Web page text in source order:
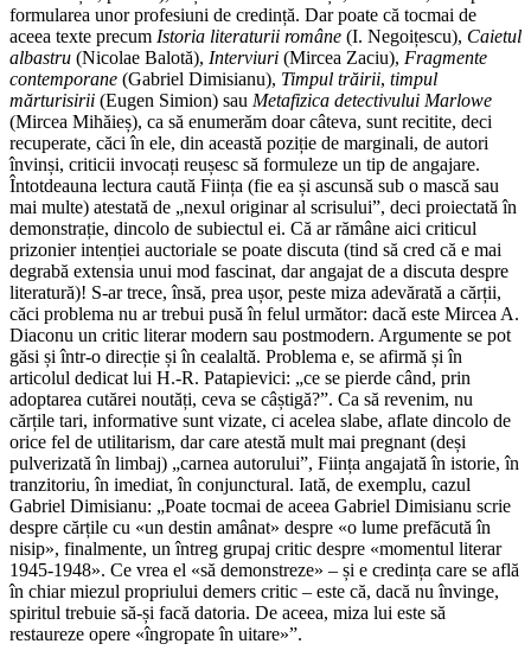
formularea unor profesiuni de credință. Dar poate că tocmai de
aceea texte precum Istoria literaturii române (I. Negoițescu), Caietul
albastru (Nicolae Balotă), Interviuri (Mircea Zaciu), Fragmente
contemporane (Gabriel Dimisianu), Timpul trăirii, timpul
mărturisirii (Eugen Simion) sau Metafizica detectivului Marlowe
(Mircea Mihăieș), ca să enumerăm doar câteva, sunt recitite, deci
recuperate, căci în ele, din această poziție de marginali, de autori
învinși, criticii invocați reușesc să formuleze un tip de angajare.
Întotdeauna lectura caută Ființa (fie ea și ascunsă sub o mască sau
mai multe) atestată de „nexul originar al scrisului”, deci proiectată în
demonstrație, dincolo de subiectul ei. Că ar rămâne aici criticul
prizonier intenției auctoriale se poate discuta (tind să cred că e mai
degrabă extensia unui mod fascinat, dar angajat de a discuta despre
literatură)! S-ar trece, însă, prea ușor, peste miza adevărată a cărții,
căci problema nu ar trebui pusă în felul următor: dacă este Mircea A.
Diaconu un critic literar modern sau postmodern. Argumente se pot
găsi și într-o direcție și în cealaltă. Problema e, se afirmă și în
articolul dedicat lui H.-R. Patapievici: „ce se pierde când, prin
adoptarea cutărei noutăți, ceva se câștigă?”. Ca să revenim, nu
cărțile tari, informative sunt vizate, ci acelea slabe, aflate dincolo de
orice fel de utilitarism, dar care atestă mult mai pregnant (deși
pulverizată în limbaj) „carnea autorului”, Ființa angajată în istorie, în
tranzitoriu, în imediat, în conjunctural. Iată, de exemplu, cazul
Gabriel Dimisianu: „Poate tocmai de aceea Gabriel Dimisianu scrie
despre cărțile cu «un destin amânat» despre «o lume prefăcută în
nisip», finalmente, un întreg grupaj critic despre «momentul literar
1945-1948». Ce vrea el «să demonstreze» – și e credința care se află
în chiar miezul propriului demers critic – este că, dacă nu învinge,
spiritul trebuie să-și facă datoria. De aceea, miza lui este să
restaureze opere «îngropate în uitare»”.